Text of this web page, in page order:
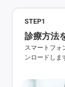
STEP1
診療方法
スマートフォ
ンロードしま